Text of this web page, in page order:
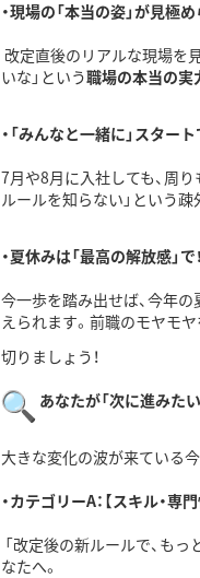
・現場の「本当の姿」が見極め
改定直後のリアルな現場を
いな」という職場の本当の実
・「みんなと一緒に」スタート
7月や8月に入社しても、 周り
ルールを知らない」という疎
・夏休みは「最高の解放感」で！
今一歩を踏み出せば、今年の
えられます。 前職のモヤモヤ
切りましょう！
あなたが「次に進みた
大きな変化の波が来ている今
・カテゴリーA：【スキル・専
「改定後の新ルールで、もっ
なたへ。